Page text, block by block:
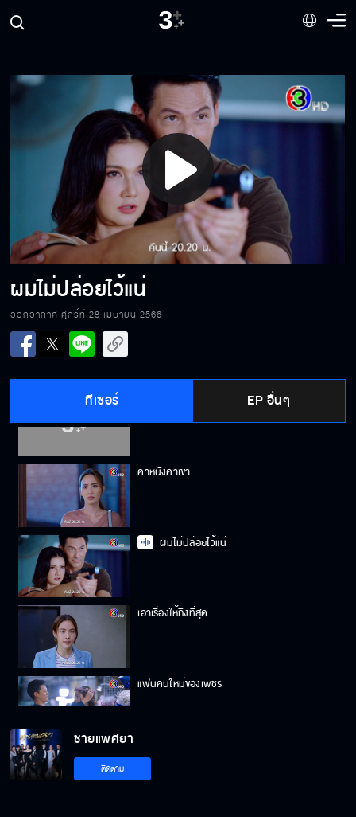
Play
Video
ผมไม่ปล่อยไว้แน่
ออกอากาศ ศุกร์ที่ 28 เมษายน 2566
ทีเซอร์ EP อื่นๆ
คิดว่าจะขวางกูได้หรอ?
เราจบกัน!!
จัดการตามแผนได้
คาหนังคาเขา
ผมไม่ปล่อยไว้แน่
เอาเรื่องให้ถึงที่สุด
แฟนคนใหม่ของเพชร
ของขวัญสำหรับที่ทำกับพี่กู
ชายแพศยา
ติดตาม